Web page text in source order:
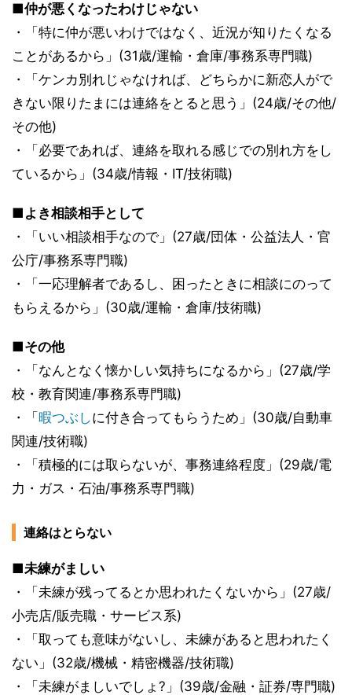
■仲が悪くなったわけじゃない
・「特に仲が悪いわけではなく、近況が知りたくなる
ことがあるから」(31歳/運輸・倉庫/事務系専門職)
・「ケンカ別れじゃなければ、どちらかに新恋人がで
きない限りたまには連絡をとると思う」(24歳/その他/
その他)
・「必要であれば、連絡を取れる感じでの別れ方をし
ているから」(34歳/情報・IT/技術職)
■よき相談相手として
・「いい相談相手なので」(27歳/団体・公益法人・官
公庁/事務系専門職)
・「一応理解者であるし、困ったときに相談にのって
もらえるから」(30歳/運輸・倉庫/技術職)
■その他
・「なんとなく懐かしい気持ちになるから」(27歳/学
校・教育関連/事務系専門職)
・「 暇つぶしに付き合ってもらうため」(30歳/自動車
関連/技術職)
・「積極的には取らないが、事務連絡程度」(29歳/電
力・ガス・石油/事務系専門職)
連絡はとらない
■未練がましい
・「未練が残ってるとか思われたくないから」(27歳/
小売店/販売職・サービス系)
・「取っても意味がないし、未練があると思われたく
ない」(32歳/機械・精密機器/技術職)
・「未練がましいでしょ?」(39歳/金融・証券/専門職)